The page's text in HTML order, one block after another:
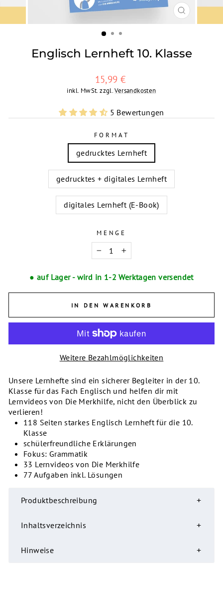
ESC)
Englisch Lernheft 10. Klasse
Normaler
Preis
15,99 €
inkl. MwSt. zzgl.Versandkosten
5 Bewertungen
FORMAT
gedrucktes Lernheft
gedrucktes + digitales Lernheft
digitales Lernheft (E-Book)
MENGE
− +
● auf Lager - wird in 1-2 Werktagen versendet
IN DEN WARENKORB
Weitere Bezahlmöglichkeiten
Unsere Lernhefte sind ein sicherer Begleiter in der 10.
Klasse für das Fach Englisch und helfen dir mit
Lernvideos von Die Merkhilfe, nicht den Überblick zu
verlieren!
118 Seiten starkes Englisch Lernheft für die 10.
Klasse
schülerfreundliche Erklärungen
Fokus: Grammatik
33 Lernvideos von Die Merkhilfe
77 Aufgaben inkl. Lösungen
Produktbeschreibung
Inhaltsverzeichnis
Hinweise